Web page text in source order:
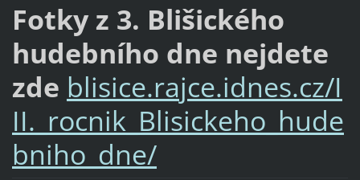
Fotky z 3. Blišického
hudebního dne nejdete
zde blisice.rajce.idnes.cz/I
II._rocnik_Blisickeho_hude
bniho_dne/